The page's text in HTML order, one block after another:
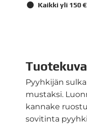
Kaikki yli 150
Pyyhkijän
mustaksi.
kannake
sovitinta